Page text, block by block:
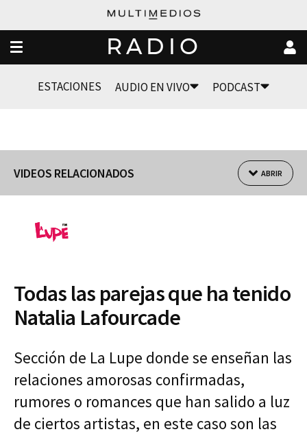
RADIO
ESTACIONES AUDIO EN VIVO PODCAST
VIDEOS RELACIONADOS ABRIR
Todas las parejas que ha tenido
Natalia Lafourcade
Sección de La Lupe donde se enseñan las
relaciones amorosas confirmadas,
rumores o romances que han salido a luz
de ciertos artistas, en este caso son las